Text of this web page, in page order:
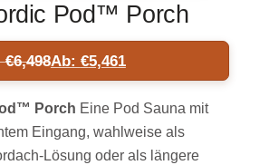
Pod™ Porch
€6,498Ab: €5,461
Porch Eine Pod Sauna mit
Eingang, wahlweise als
Lösung oder als längere